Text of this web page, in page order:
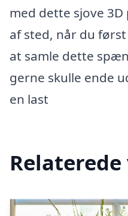
med dette sjove
af sted, når du
at samle dette
gerne skulle ende
en last